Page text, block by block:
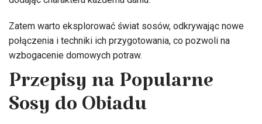
Zatem warto eksplorować świat sosów, odkrywając nowe
połączenia i techniki ich przygotowania, co pozwoli na
wzbogacenie domowych potraw.
Przepisy na Popularne
Sosy do Obiadu